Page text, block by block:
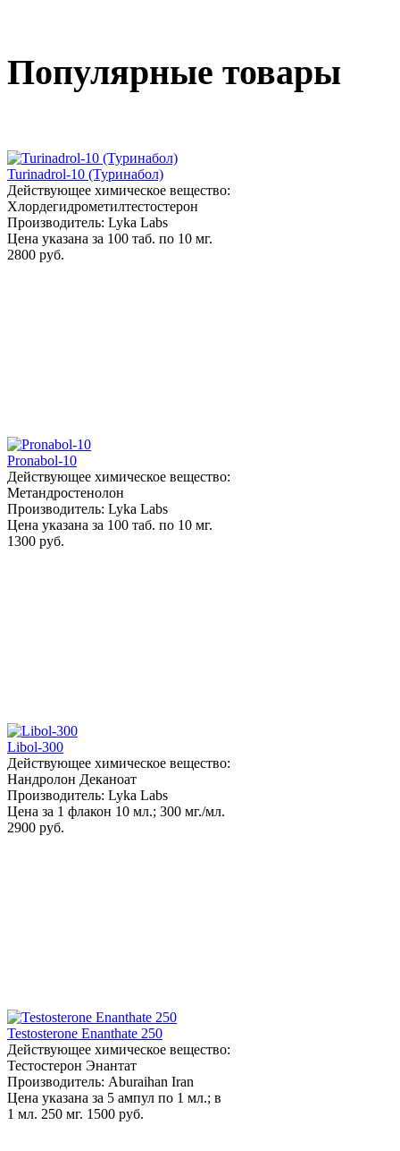
Популярные товары
Turinadrol-10 (Туринабол)
Действующее химическое вещество:
Хлордегидрометилтестостерон
Производитель: Lyka Labs
Цена указана за 100 таб. по 10 мг.
2800 руб.
Pronabol-10
Действующее химическое вещество:
Метандростенолон
Производитель: Lyka Labs
Цена указана за 100 таб. по 10 мг.
1300 руб.
Libol-300
Действующее химическое вещество:
Нандролон Деканоат
Производитель: Lyka Labs
Цена за 1 флакон 10 мл.; 300 мг./мл.
2900 руб.
Testosterone Enanthate 250
Действующее химическое вещество:
Тестостерон Энантат
Производитель: Aburaihan Iran
Цена указана за 5 ампул по 1 мл.; в
1 мл. 250 мг. 1500 руб.